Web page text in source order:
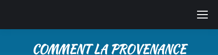
COMMENT LA PROVENANCE